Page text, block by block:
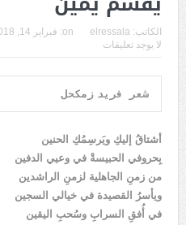
الكاتب: elressala
on: فبراير 14, 2018
لا يوجد تعليقات
شعر  فريد زمكحل
أشتاقُ إليكِ ويَرسِمُكِ الحنين
بِحروفي الحبيسةْ في وعيي الدفين
من زمنِ الجاهلية لزمنِ الراشدين
ويأسرُ القصيدة في خيالي السجين
في أُفقِ السرابِ وسُحبِ اليقين